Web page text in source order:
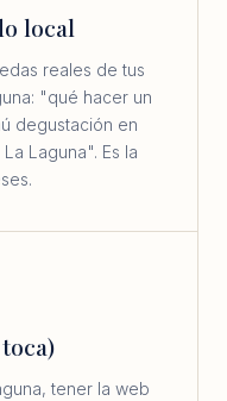
local
reales de tus
"qué hacer un
degustación en
Laguna". Es la
tener la web